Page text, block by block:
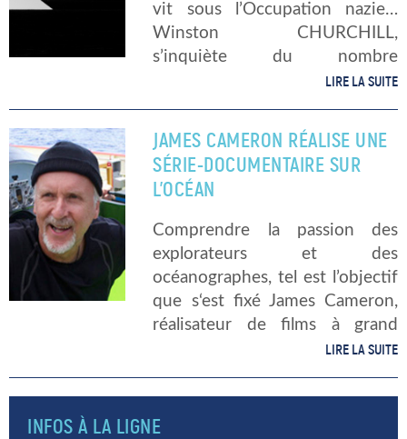
vit sous l’Occupation nazie…
Winston CHURCHILL,
s’inquiète du nombre
grandissant de navires de l’Axe
utilisent le port de Bordeaux
pour transporter des produits
essentiels à l’industrie de guerre
[…]
LIRE LA SUITE
JAMES CAMERON RÉALISE UNE
SÉRIE-DOCUMENTAIRE SUR
L’OCÉAN
Comprendre la passion des
explorateurs et des
océanographes, tel est l’objectif
que s‘est fixé James Cameron,
réalisateur de films à grand
succès, mais également
Animé par un sens de la
transmission, James Cameron
LIRE LA SUITE
INFOS À LA LIGNE